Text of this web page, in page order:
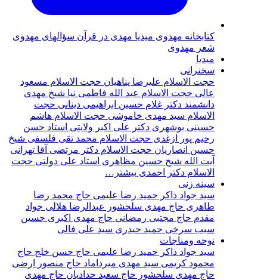
كتابخانه مهدوى ميديا مهدی در قرآن سؤالهای مهدوی
شعر مهدوى
ميديا
سخنرانى
حجت الاسلام عليرضا پناهيان حجت الاسلام مسعود
عالی حجت الاسلام عبد الله فاطمى نيا شيخ مهدى
دانشمند دکتر غلام حسين ابراهيمی دينانی حجت
الاسلام سيد مهدى خاموشى حجت الاسلام هاشم
حسينى بوشهرى دكتر على اكبر ولايتى استاد حسن
رحيم پور‌ ازغدی‌ حجت‌ الاسلام محمد تقی فلسفی شيخ
حسين انصاريان حجت‌ الاسلام دکتر مرتضی آقا تهرانی
آيت الله شيخ حسين مظاهری استاد علی دولتی حجت
الاسلام دکتر احمدی بیشتر…
سينه زنى
سيد جواد ذاكر حميد رضا عليمى حاج محمد رضا
طاهری حاج مهدی سلحشور عبدالرضا هلالی جواد
مقدم حاج مجتبی رمضانی حاج مهدی اکبری حسین
سیب سرخی حمید حیدری سید علی فالی
نوحه ومناجات
سيد جواد ذاكر حميد رضا عليمى حاج حسن خلج حاج
محمود كريمى سيد مهدى ميرداماد حاج منصور ارضی
حاج مهدی سلحشور حاج سعيد حداديان حاج مهدى